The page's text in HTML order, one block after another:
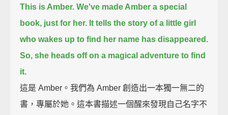
This is Amber. We've made Amber a special
book, just for her. It tells the story of a little girl
who wakes up to find her name has disappeared.
So, she heads off on a magical adventure to find
it.
這是 Amber。我們為 Amber 創造出一本獨一無二的
書，專屬於她。這本書描述一個醒來發現自己名字不